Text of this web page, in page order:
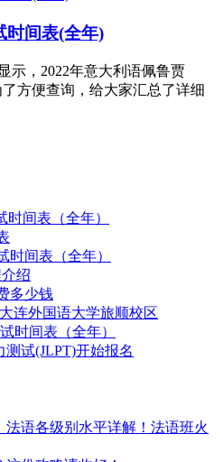
时间表(全年)
示，2022年意大利语佩鲁贾
方便查询，给大家汇总了详细
时间表（全年）
时间表（全年）
绍
多少钱
连外国语大学旅顺校区
时间表（全年）
测试(JLPT)开始报名
语各级别水平详解！法语班火